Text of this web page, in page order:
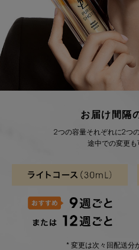
お届け間隔
2つの容量それぞれに2つ
途中での変更も
* 変更は次々回配送分